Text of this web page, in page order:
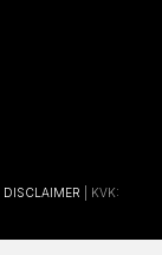
DISCLAIMER | KVK: